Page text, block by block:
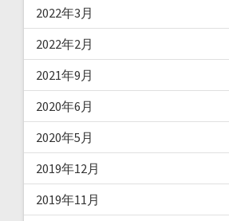
2022年3月
2022年2月
2021年9月
2020年6月
2020年5月
2019年12月
2019年11月